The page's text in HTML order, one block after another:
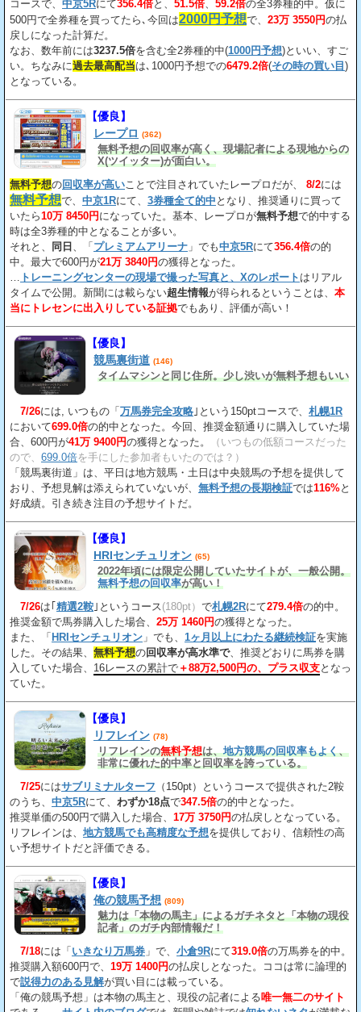
コースで、 中京5Rにて356.4倍と、 51.5倍 59.2倍の全3券種的中。仮に
500円で全券種を買ってたら､今回は2000円予想で、 23万 3550円の払
戻しになった計算だ。
なお、数年前には3237.5倍を含む全2券種的中(1000円予想)といい、すご
い。ちなみに過去最高配当は､1000円予想での6479.2倍(その時の買い目 )
となっている。
【優良】
レープロ (362)
無料予想の回収率が高く、現場記者による現地からの
X(ツイッター)が面白い。
無料予想の回収率が高い ことで注目されていたレープロだが、 8/2には
無料予想で、 中京1Rにて、 3券種全て的中 となり、推奨通りに買って
いたら10万 8450円 になっていた。基本、レープロが無料予想で的中する
時は全3券種的中となることが多い。
それと、
同日 、「 プレミアムアリーナ 」でも中京5Rにて356.4倍の的
中。最大で600円が21万 3840円の獲得となった。
トレーニングセンターの現場で撮った写真と、Xのレポート はリアル
タイムで公開。新聞には載らない超生情報が得られるということは、 本
当にトレセンに出入りしている証拠でもあり、評価が高い！
【優良】
競馬裏街道 (146)
タイムマシンと同じ住所。少し渋いが無料予想もいい
7/26には, いつもの「 万馬券完全攻略 ｣という150ptコースで、 札幌1R
において699.0倍の的中となった。今回、推奨金額通りに購入していた場
合、600円が41万 9400円の獲得となった。
（いつもの低額コースだった
ので、 699.0倍を手にした参加者もいたのでは？）
「競馬裏街道」は、平日は地方競馬・土日は中央競馬の予想を提供して
おり、予想見解は添えられていないが、 無料予想の長期検証では116%と
好成績。引き続き注目の予想サイトだ。
【優良】
HRIセンチュリオン (65)
2022年頃には限定公開していたサイトが、一般公開。
無料予想の回収率が高い！
7/26は｢ 精選2鞍 ｣というコース (180pt） で札幌2Rにて279.4倍の的中。
推奨金額で馬券購入した場合、 25万 1460円の獲得となった。
また、「 HRIセンチュリオン 」でも、 1ヶ月以上にわたる継続検証を実施
した。その結果、 無料予想の回収率が高水準で、推奨どおりに馬券を購
入していた場合、 16レースの累計で ＋88万2,500円の、プラス収支となっ
ていた。
【優良】
リフレイン (78)
リフレインの無料予想は、地方競馬の回収率もよく、
非常に優れた的中率と回収率を誇っている。
7/25にはサブリミナルターフ （150pt）というコースで提供された2鞍
のうち、 中京5Rにて、 わずか18点で347.5倍の的中となった。
推奨単価の500円で購入した場合、 17万 3750円の払戻しとなっている。
リフレインは、 地方競馬でも高精度な予想を提供しており、信頼性の高
い予想サイトだと評価できる。
【優良】
俺の競馬予想 (809)
魅力は「本物の馬主」によるガチネタと「本物の現役
記者」のガチ内部情報だ！
7/18には「 いきなり万馬券 」で、 小倉9Rにて319.0倍の万馬券を的中。
推奨購入額600円で、 19万 1400円の払戻しとなった。ココは常に論理的
で説得力のある見解が買い目には載っている。
「俺の競馬予想」は本物の馬主と、現役の記者による 唯一無二のサイト